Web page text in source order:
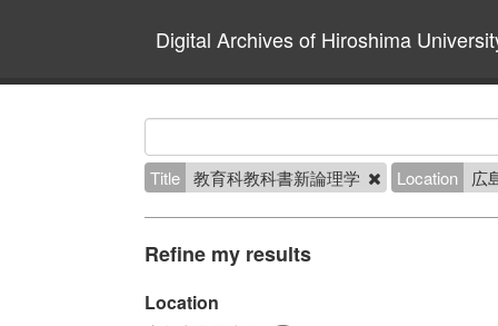
Digital Archives of Hiroshima
Title 教育科教科書新論理学 Location 広
Refine my results
Location